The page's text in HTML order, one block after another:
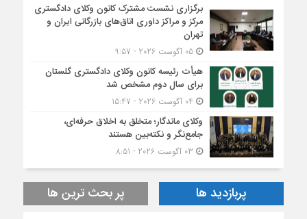
برگزاری نشست مشترک کانون وکلای دادگستری
مرکز و مراکز داوری اتاق‌های بازرگانی ایران و
تهران
05 آگوست 2026 - 9:57
هیأت ‌رئیسه کانون وکلای دادگستری گلستان
برای سال دوم مشخص شد
وکلای ماندگار؛ متخلق به اخلاق حرفه‌ای،
جامع‌نگر و نکته‌بین هستند
پربازدید ها پر بحث ترین ها